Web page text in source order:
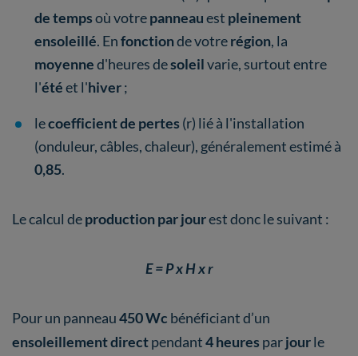
de tempsoù votrepanneauest pleinement
ensoleillé. Enfonctionde votrerégion, la
moyenned'heures desoleilvarie, surtout entre
l'étéet l'hiver;
lecoefficient de pertes (r) lié à l'installation
(onduleur, câbles, chaleur), généralement estimé à
0,85.
Le calcul deproduction par jourest donc le suivant :
E = P x H x r
Pour un panneau450 Wc bénéficiant d’un
ensoleillement directpendant4 heures parjourle